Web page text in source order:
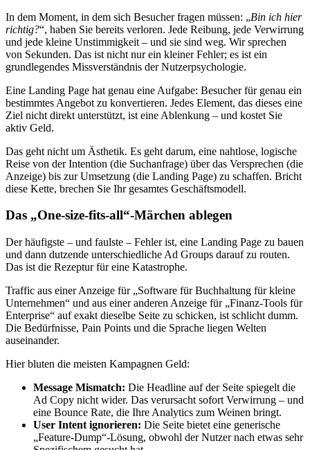
In dem Moment, in dem sich Besucher fragen müssen: „Bin ich hier
richtig?“, haben Sie bereits verloren. Jede Reibung, jede Verwirrung
und jede kleine Unstimmigkeit – und sie sind weg. Wir sprechen
von Sekunden. Das ist nicht nur ein kleiner Fehler; es ist ein
grundlegendes Missverständnis der Nutzerpsychologie.
Eine Landing Page hat genau eine Aufgabe: Besucher für genau ein
bestimmtes Angebot zu konvertieren. Jedes Element, das dieses eine
Ziel nicht direkt unterstützt, ist eine Ablenkung – und kostet Sie
aktiv Geld.
Das geht nicht um Ästhetik. Es geht darum, eine nahtlose, logische
Reise von der Intention (die Suchanfrage) über das Versprechen (die
Anzeige) bis zur Umsetzung (die Landing Page) zu schaffen. Bricht
diese Kette, brechen Sie Ihr gesamtes Geschäftsmodell.
Das „One-size-fits-all“-Märchen ablegen
Der häufigste – und faulste – Fehler ist, eine Landing Page zu bauen
und dann dutzende unterschiedliche Ad Groups darauf zu routen.
Das ist die Rezeptur für eine Katastrophe.
Traffic aus einer Anzeige für „Software für Buchhaltung für kleine
Unternehmen“ und aus einer anderen Anzeige für „Finanz-Tools für
Enterprise“ auf exakt dieselbe Seite zu schicken, ist schlicht dumm.
Die Bedürfnisse, Pain Points und die Sprache liegen Welten
auseinander.
Hier bluten die meisten Kampagnen Geld:
Message Mismatch: Die Headline auf der Seite spiegelt die
Ad Copy nicht wider. Das verursacht sofort Verwirrung – und
eine Bounce Rate, die Ihre Analytics zum Weinen bringt.
User Intent ignorieren: Die Seite bietet eine generische
„Feature-Dump“-Lösung, obwohl der Nutzer nach etwas sehr